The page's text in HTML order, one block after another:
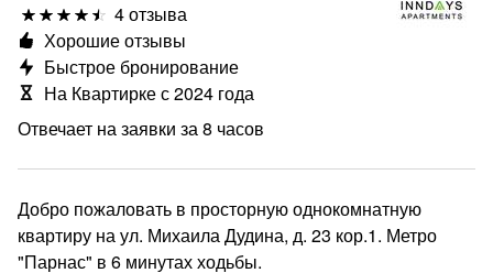
4 отзыва
Отвечает на заявки за 8 часов
Хорошие отзывы
Быстрое бронирование
На Квартирке с 2024 года
Добро пожаловать в просторную однокомнатную
квартиру на ул. Михаила Дудина, д. 23 кор.1. Метро
"Парнас" в 6 минутах ходьбы.